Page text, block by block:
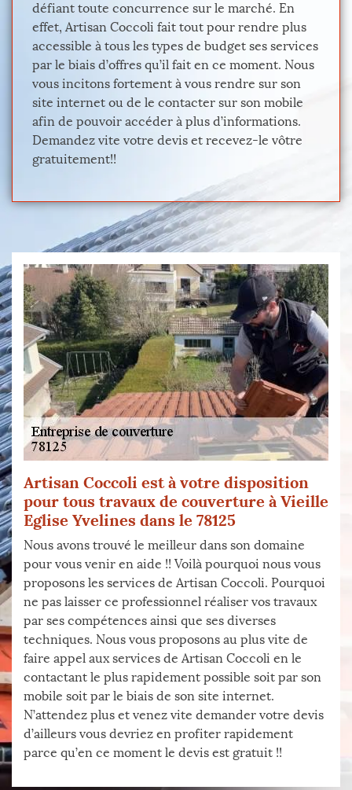
défiant toute concurrence sur le marché. En
effet, Artisan Coccoli fait tout pour rendre plus
accessible à tous les types de budget ses services
par le biais d’offres qu’il fait en ce moment. Nous
vous incitons fortement à vous rendre sur son
site internet ou de le contacter sur son mobile
afin de pouvoir accéder à plus d’informations.
Demandez vite votre devis et recevez-le vôtre
gratuitement!!
Artisan Coccoli est à votre disposition
pour tous travaux de couverture à Vieille
Eglise Yvelines dans le 78125
Nous avons trouvé le meilleur dans son domaine
pour vous venir en aide !! Voilà pourquoi nous vous
proposons les services de Artisan Coccoli. Pourquoi
ne pas laisser ce professionnel réaliser vos travaux
par ses compétences ainsi que ses diverses
techniques. Nous vous proposons au plus vite de
faire appel aux services de Artisan Coccoli en le
contactant le plus rapidement possible soit par son
mobile soit par le biais de son site internet.
N’attendez plus et venez vite demander votre devis
d’ailleurs vous devriez en profiter rapidement
parce qu’en ce moment le devis est gratuit !!